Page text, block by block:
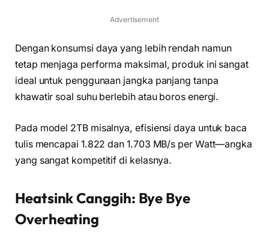
Advertisement
Dengan konsumsi daya yang lebih rendah namun
tetap menjaga performa maksimal, produk ini sangat
ideal untuk penggunaan jangka panjang tanpa
khawatir soal suhu berlebih atau boros energi.
Pada model 2TB misalnya, efisiensi daya untuk baca
tulis mencapai 1.822 dan 1.703 MB/s per Watt—angka
yang sangat kompetitif di kelasnya.
Heatsink Canggih: Bye Bye
Overheating